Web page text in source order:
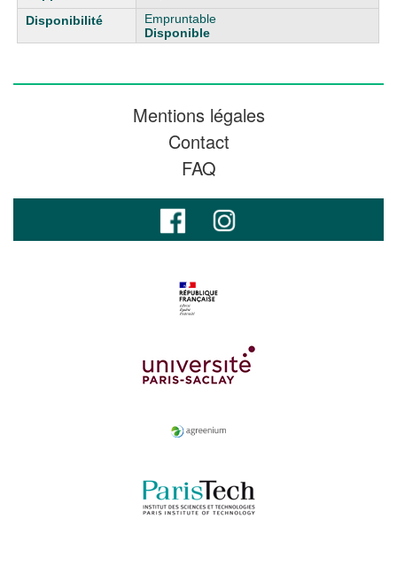
Empruntable
Disponible
Mentions légales
Contact
FAQ